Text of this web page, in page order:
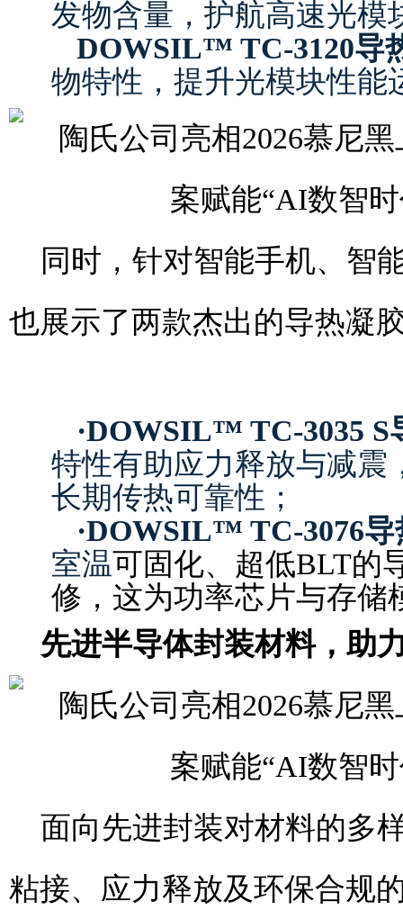
发物含量，护航高速光模
DOWSIL™ TC-3120导
物特性，提升光模块性能
同时，针对智能手机、智
也展示了两款杰出的导热凝
·DOWSIL™ TC-3035 S
特性有助应力释放与减震
长期传热可靠性；
·DOWSIL™ TC-3076导
室温可固化、超低BLT的
修，这为功率芯片与存储
先进半导体封装材料，助
面向先进封装对材料的多
粘接、应力释放及环保合规